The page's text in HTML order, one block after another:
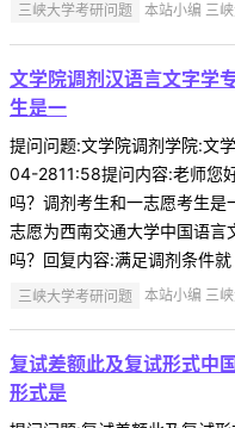
三峡大学考研问题 本站小编 三
文学院调剂汉语言文字学
生是一
提问问题:文学院调剂学院:文
04-2811:58提问内容:老师您
吗？调剂考生和一志愿考生
志愿为西南交通大学中国语
吗？回复内容:满足调剂条件就
三峡大学考研问题 本站小编 三
复试差额此及复试形式中
形式是